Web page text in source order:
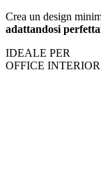
Crea un design
adattandosi
IDEALE PER
OFFICE